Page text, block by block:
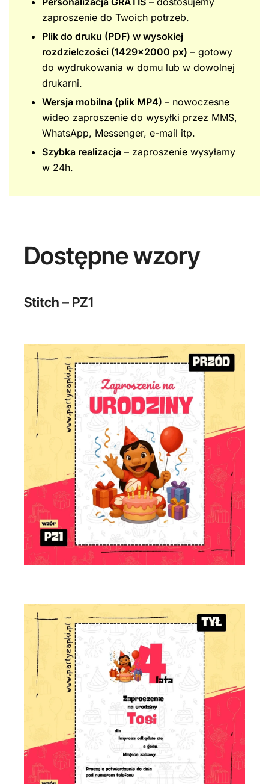
zaproszenie do Twoich potrzeb.
Plik do druku (PDF) w wysokiej
rozdzielczości (1429×2000 px) – gotowy
do wydrukowania w domu lub w dowolnej
drukarni.
Wersja mobilna (plik MP4) – nowoczesne
wideo zaproszenie do wysyłki przez MMS,
WhatsApp, Messenger, e-mail itp.
Szybka realizacja – zaproszenie wysyłamy
w 24h.
Dostępne wzory
Stitch – PZ1